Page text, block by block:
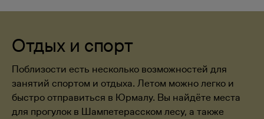
Отдых и спорт
Поблизости есть несколько возможностей для
занятий спортом и отдыха. Летом можно легко и
быстро отправиться в Юрмалу. Вы найдёте места
для прогулок в Шампетерасском лесу, а также